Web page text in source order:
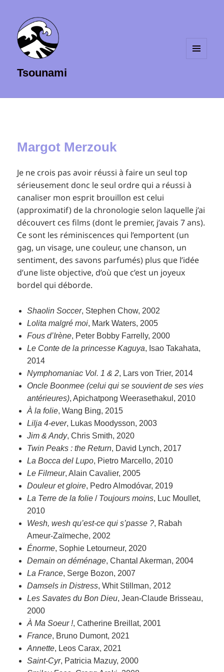
Tsounami
Margot Merzouk
Je ne crois pas avoir réussi à faire un seul top
sérieusement donc le seul ordre qui a réussi à
canaliser mon esprit brouillon est celui
(approximatif) de la chronologie selon laquelle j’ai
découvert ces films (dont le premier, j’avais 7 ans).
Ce sont les réminiscences qui l’emportent (un
gag, un visage, une couleur, une chanson, un
sentiment, des savons parfumés) plus que l’idée
d’une liste objective, d’où que c’est un joyeux
bordel qui déborde.
Shaolin Soccer, Stephen Chow, 2002
Lolita malgré moi, Mark Waters, 2005
Fous d’Irène, Peter Bobby Farrelly, 2000
Le Conte de la princesse Kaguya, Isao Takahata,
2014
Nymphomaniac Vol. 1 & 2, Lars von Trier, 2014
Oncle Boonmee (celui qui se souvient de ses vies
antérieures), Apichatpong Weerasethakul, 2010
À la folie, Wang Bing, 2015
Lilja 4-ever, Lukas Moodysson, 2003
Jim & Andy, Chris Smith, 2020
Twin Peaks : the Return, David Lynch, 2017
La Bocca del Lupo, Pietro Marcello, 2010
Le Filmeur, Alain Cavalier, 2005
Douleur et gloire, Pedro Almodóvar, 2019
La Terre de la folie/ Toujours moins, Luc Moullet,
2010
Wesh, wesh qu’est-ce qui s’passe ?, Rabah
Ameur-Zaïmeche, 2002
Énorme, Sophie Letourneur, 2020
Demain on déménage, Chantal Akerman, 2004
La France, Serge Bozon, 2007
Damsels in Distress, Whit Stillman, 2012
Les Savates du Bon Dieu, Jean-Claude Brisseau,
2000
À Ma Soeur !, Catherine Breillat, 2001
France, Bruno Dumont, 2021
Annette, Leos Carax, 2021
Saint-Cyr, Patricia Mazuy, 2000